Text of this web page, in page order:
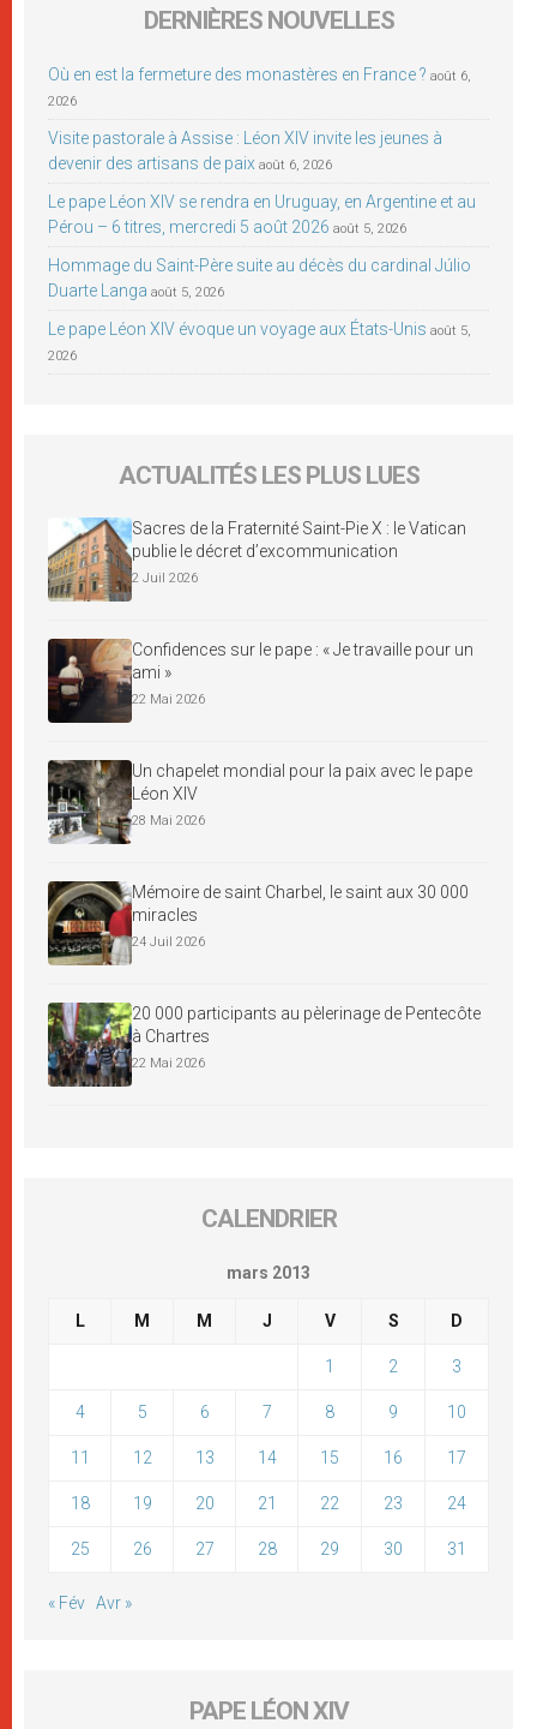
DERNIÈRES NOUVELLES
Où en est la fermeture des monastères en France ? août 6,
2026
Visite pastorale à Assise : Léon XIV invite les jeunes à
devenir des artisans de paix août 6, 2026
Le pape Léon XIV se rendra en Uruguay, en Argentine et au
Pérou – 6 titres, mercredi 5 août 2026 août 5, 2026
Hommage du Saint-Père suite au décès du cardinal Júlio
Duarte Langa août 5, 2026
Le pape Léon XIV évoque un voyage aux États-Unis août 5,
2026
ACTUALITÉS LES PLUS LUES
Sacres de la Fraternité Saint-Pie X : le Vatican
publie le décret d’excommunication
2 Juil 2026
Confidences sur le pape : « Je travaille pour un
ami »
22 Mai 2026
Un chapelet mondial pour la paix avec le pape
Léon XIV
28 Mai 2026
Mémoire de saint Charbel, le saint aux 30 000
miracles
24 Juil 2026
20 000 participants au pèlerinage de Pentecôte
à Chartres
22 Mai 2026
CALENDRIER
mars 2013
L M M J V S D
1 2 3
4 5 6 7 8 9 10
11 12 13 14 15 16 17
18 19 20 21 22 23 24
25 26 27 28 29 30 31
« Fév Avr »
PAPE LÉON XIV